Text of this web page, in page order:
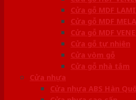
Cửa gỗ MDF
Cửa gỗ MDF
Cửa gỗ MDF
Cửa gỗ tự nhiên
Cửa vòm gỗ
Cửa gỗ nhà tắm
Cửa nhựa
Cửa nhựa ABS Hàn